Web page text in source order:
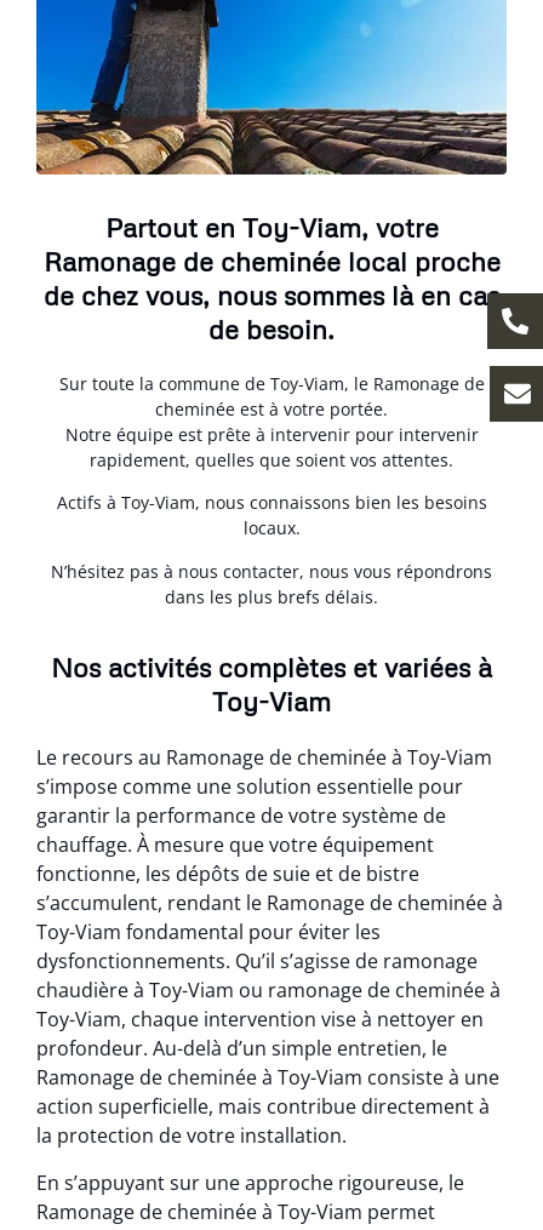
Partout en Toy-Viam, votre
Ramonage de cheminée local proche
de chez vous, nous sommes là en cas
de besoin.
Sur toute la commune de Toy-Viam, le Ramonage de
cheminée est à votre portée.
Notre équipe est prête à intervenir pour intervenir
rapidement, quelles que soient vos attentes.
Actifs à Toy-Viam, nous connaissons bien les besoins
locaux.
N’hésitez pas à nous contacter, nous vous répondrons
dans les plus brefs délais.
Nos activités complètes et variées à
Toy-Viam
Le recours au Ramonage de cheminée à Toy-Viam
s’impose comme une solution essentielle pour
garantir la performance de votre système de
chauffage. À mesure que votre équipement
fonctionne, les dépôts de suie et de bistre
s’accumulent, rendant le Ramonage de cheminée à
Toy-Viam fondamental pour éviter les
dysfonctionnements. Qu’il s’agisse de ramonage
chaudière à Toy-Viam ou ramonage de cheminée à
Toy-Viam, chaque intervention vise à nettoyer en
profondeur. Au-delà d’un simple entretien, le
Ramonage de cheminée à Toy-Viam consiste à une
action superficielle, mais contribue directement à
la protection de votre installation.
En s’appuyant sur une approche rigoureuse, le
Ramonage de cheminée à Toy-Viam permet